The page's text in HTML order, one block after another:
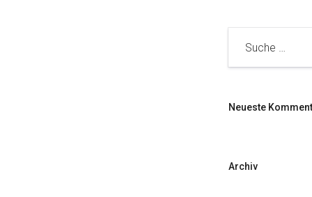
Neueste
Archiv